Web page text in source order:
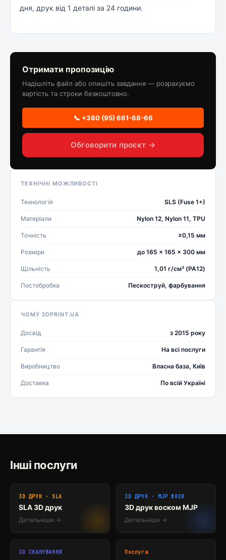
дня, друк від 1 деталі за 24 години.
Отримати пропозицію
Надішліть файл або опишіть завдання — розрахуємо
вартість та строки безкоштовно.
📞 +380 (95) 661-68-66
Обговорити проєкт →
ТЕХНІЧНІ МОЖЛИВОСТІ
Технологія SLS (Fuse 1+)
Матеріали Nylon 12, Nylon 11, TPU
Точність ±0,15 мм
Розміри до 165 × 165 × 300 мм
Щільність 1,01 г/см³ (PA12)
Постобробка Пескоструй, фарбування
ЧОМУ 3DPRINT.UA
Досвід з 2015 року
Гарантія На всі послуги
Виробництво Власна база, Київ
Доставка По всій Україні
Інші послуги
3D ДРУК · SLA
SLA 3D друк
Детальніше →
3D ДРУК · MJP ВОСК
3D друк воском MJP
Детальніше →
3D СКАНУВАННЯ Послуга